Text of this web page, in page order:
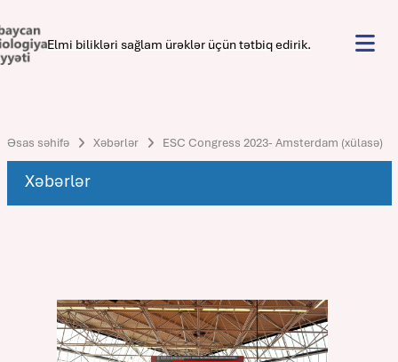
Elmi bilikləri sağlam ürəklər üçün tətbiq edirik.
Əsas səhifə Xəbərlər ESC Congress 2023- Amsterdam (xülasə)
Xəbərlər